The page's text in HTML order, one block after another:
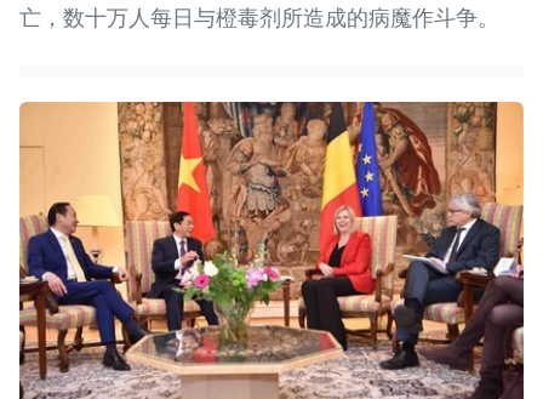
亡，数十万人每日与橙毒剂所造成的病魔作斗争。